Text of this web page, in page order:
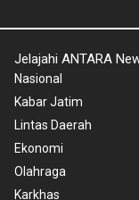
Jelajahi ANTARA
Nasional
Kabar Jatim
Lintas Daerah
Ekonomi
Olahraga
Karkhas